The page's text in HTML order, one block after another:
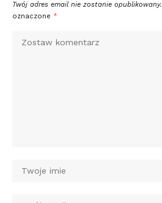
Twój adres email nie zostanie opublikowany.
oznaczone *